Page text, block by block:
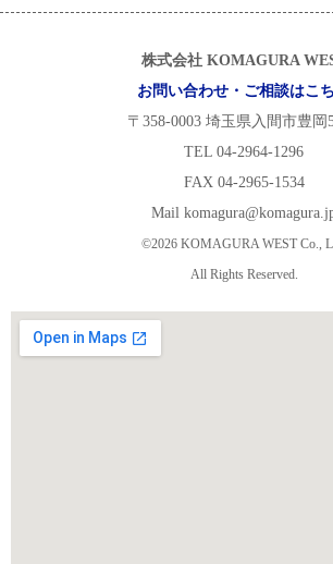
株式会社 KOMAGURA
お問い合わせ・ご相談はこ
〒358-0003 埼玉県入間市豊岡
TEL 04-2964-1296
FAX 04-2965-1534
Mail
©2026 KOMAGURA WEST Co.,
All Rights Reserved.